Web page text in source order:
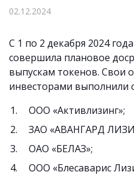
02.12.2024
С 1 по 2 декабря 2024
совершила плановое
выпускам токенов. Свои
инвесторами выполнили
ООО «Активлизинг»;
ЗАО «АВАНГАРД
ОАО «БЕЛАЗ»;
ООО «Блесаварис